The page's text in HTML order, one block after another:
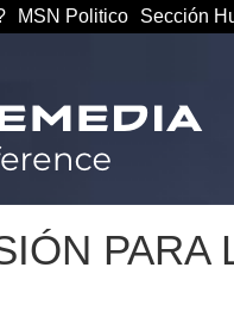
MSN Politico Sección
PARA